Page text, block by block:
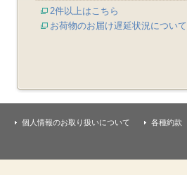
2件以上はこちら
お荷物のお届け遅延状況について
個人情報のお取り扱いについて 各種約款